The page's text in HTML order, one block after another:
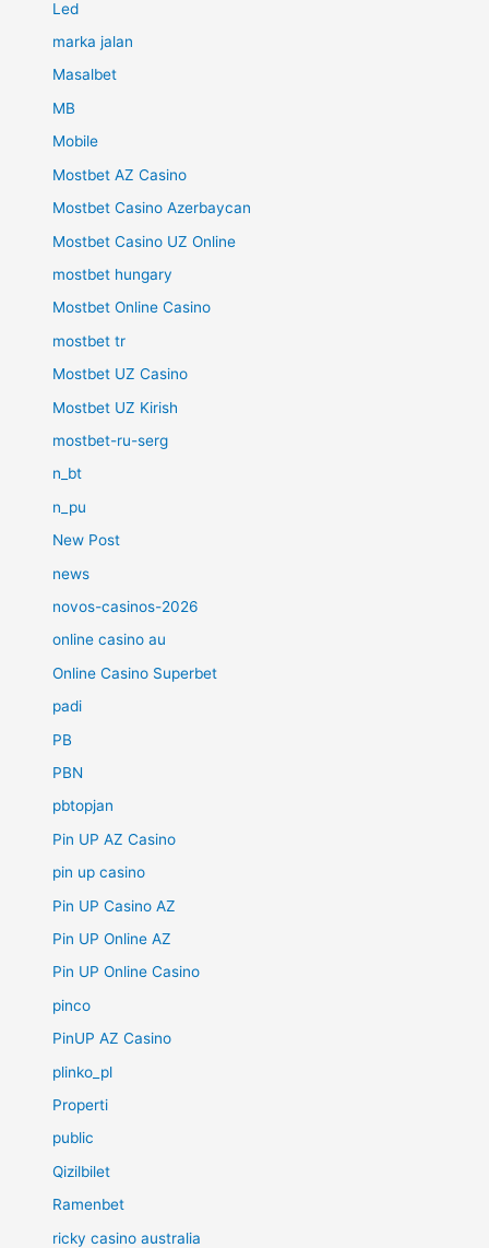
Led
marka jalan
Masalbet
MB
Mobile
Mostbet AZ Casino
Mostbet Casino Azerbaycan
Mostbet Casino UZ Online
mostbet hungary
Mostbet Online Casino
mostbet tr
Mostbet UZ Casino
Mostbet UZ Kirish
mostbet-ru-serg
n_bt
n_pu
New Post
news
novos-casinos-2026
online casino au
Online Casino Superbet
padi
PB
PBN
pbtopjan
Pin UP AZ Casino
pin up casino
Pin UP Casino AZ
Pin UP Online AZ
Pin UP Online Casino
pinco
PinUP AZ Casino
plinko_pl
Properti
public
Qizilbilet
Ramenbet
ricky casino australia